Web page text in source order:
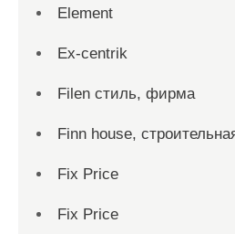
Element
Ex-centrik
Filen стиль, фирма
Finn house,
Fix Price
Fix Price